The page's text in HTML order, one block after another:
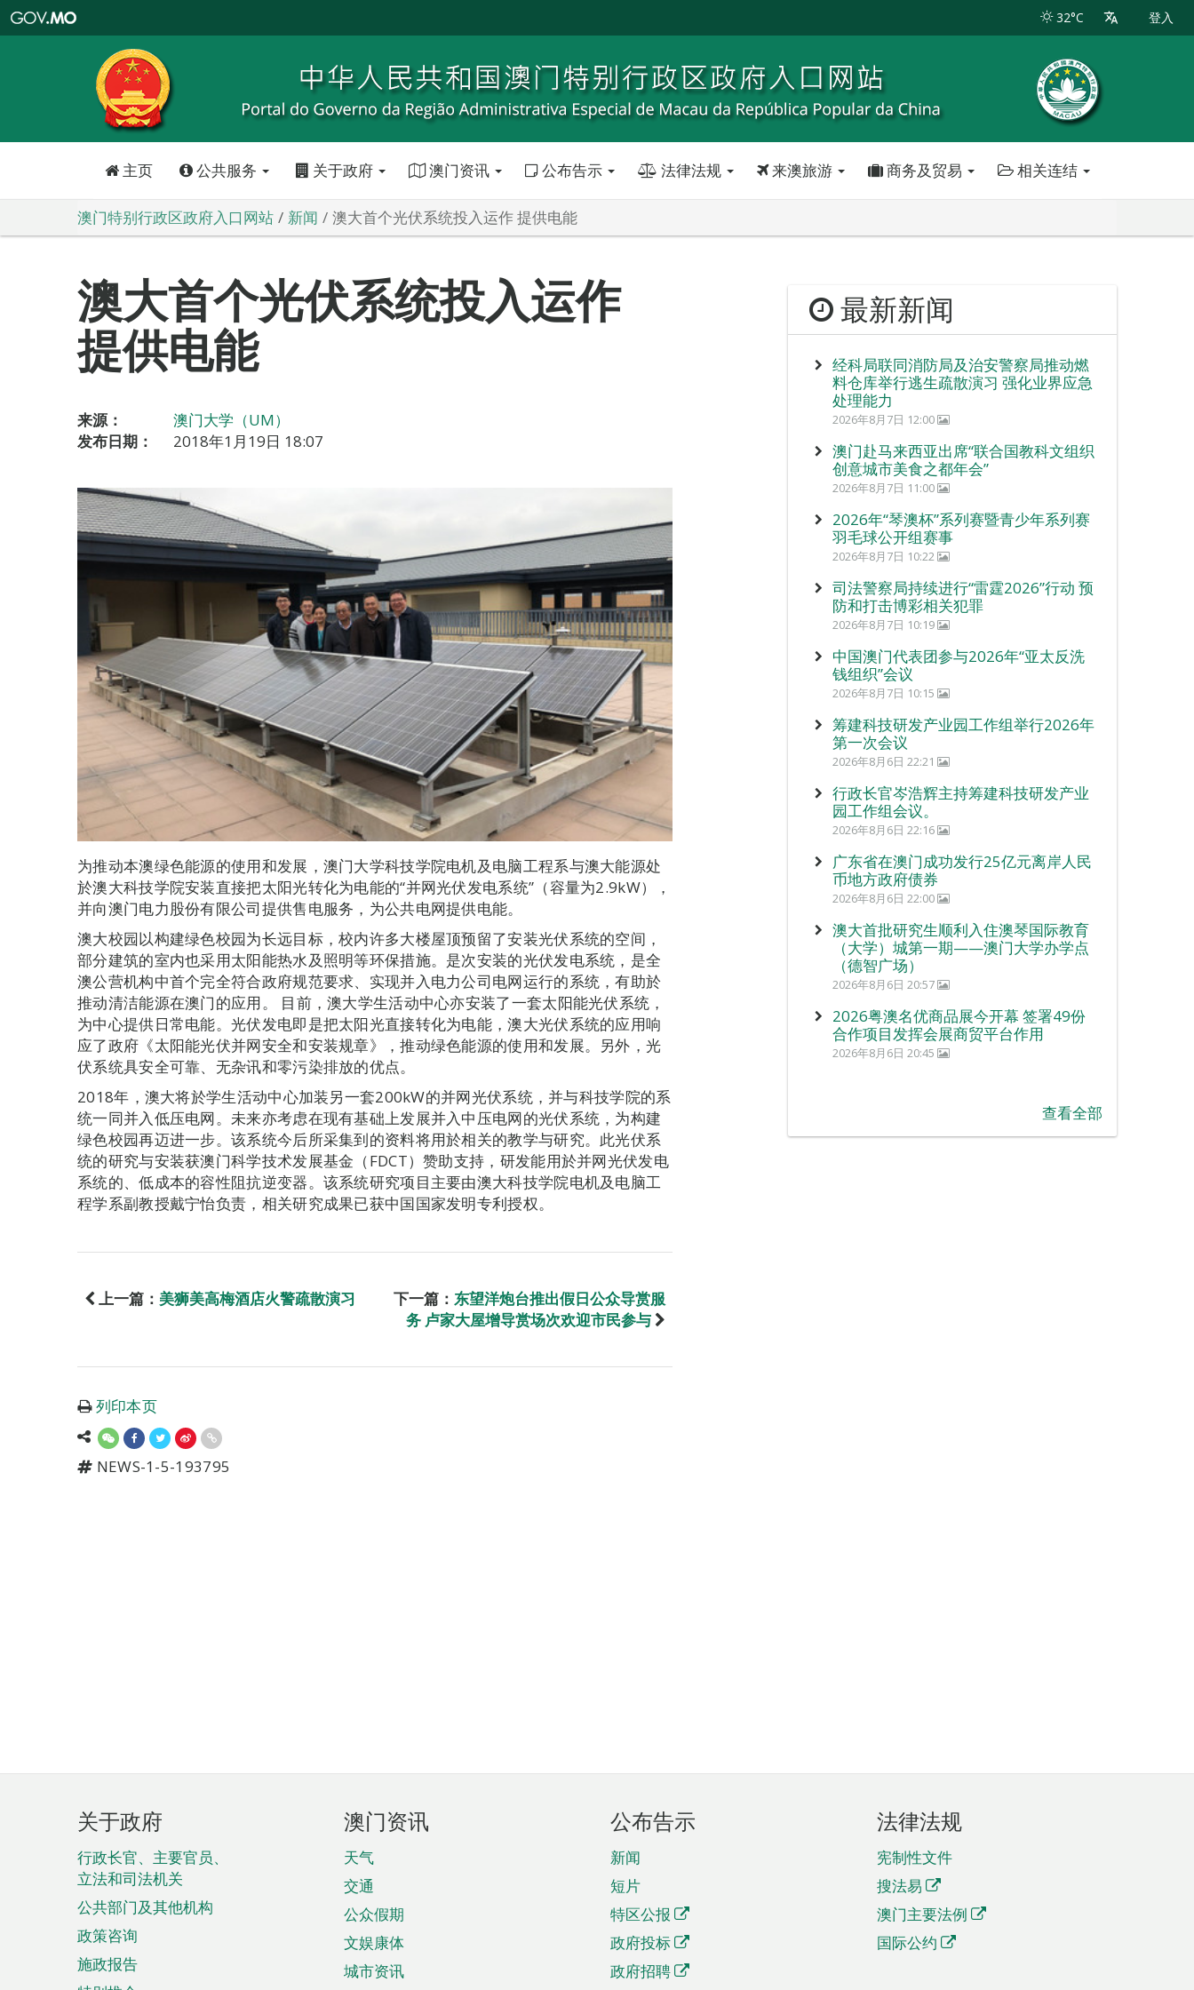
特
政
区
政
口
32°C 登入
主页 公共服务 关于政府 澳门资讯 公布告示 法律法规 来澳旅游 商务及贸易 相关连结
澳门特别行政区政府入口网站 新闻 澳大首个光伏系统投入运作 提供电能
澳大首个光伏系统投入运作
提供电能
来源：
澳门大学（UM）
发布日期：
2018年1月19日 18:07
为推动本澳绿色能源的使用和发展，澳门大学科技学院电机及电脑工程系与澳大能源处
於澳大科技学院安装直接把太阳光转化为电能的“并网光伏发电系统”（容量为2.9kW），
并向澳门电力股份有限公司提供售电服务，为公共电网提供电能。
澳大校园以构建绿色校园为长远目标，校内许多大楼屋顶预留了安装光伏系统的空间，
部分建筑的室内也采用太阳能热水及照明等环保措施。是次安装的光伏发电系统，是全
澳公营机构中首个完全符合政府规范要求、实现并入电力公司电网运行的系统，有助於
推动清洁能源在澳门的应用。 目前，澳大学生活动中心亦安装了一套太阳能光伏系统，
为中心提供日常电能。光伏发电即是把太阳光直接转化为电能，澳大光伏系统的应用响
应了政府《太阳能光伏并网安全和安装规章》，推动绿色能源的使用和发展。另外，光
伏系统具安全可靠、无杂讯和零污染排放的优点。
2018年，澳大将於学生活动中心加装另一套200kW的并网光伏系统，并与科技学院的系
统一同并入低压电网。未来亦考虑在现有基础上发展并入中压电网的光伏系统，为构建
绿色校园再迈进一步。该系统今后所采集到的资料将用於相关的教学与研究。此光伏系
统的研究与安装获澳门科学技术发展基金（FDCT）赞助支持，研发能用於并网光伏发电
系统的、低成本的容性阻抗逆变器。该系统研究项目主要由澳大科技学院电机及电脑工
程学系副教授戴宁怡负责，相关研究成果已获中国国家发明专利授权。
上一篇： 美狮美高梅酒店火警疏散演习 下一篇： 东望洋炮台推出假日公众导赏服
务 卢家大屋增导赏场次欢迎市民参与
列印本页
NEWS-1-5-193795
最新新闻
经科局联同消防局及治安警察局推动燃
料仓库举行逃生疏散演习 强化业界应急
处理能力
2026年8月7日 12:00
澳门赴马来西亚出席“联合国教科文组织
创意城市美食之都年会”
2026年8月7日 11:00
2026年“琴澳杯”系列赛暨青少年系列赛
羽毛球公开组赛事
2026年8月7日 10:22
司法警察局持续进行“雷霆2026”行动 预
防和打击博彩相关犯罪
2026年8月7日 10:19
中国澳门代表团参与2026年“亚太反洗
钱组织”会议
2026年8月7日 10:15
筹建科技研发产业园工作组举行2026年
第一次会议
2026年8月6日 22:21
行政长官岑浩辉主持筹建科技研发产业
园工作组会议。
2026年8月6日 22:16
广东省在澳门成功发行25亿元离岸人民
币地方政府债券
2026年8月6日 22:00
澳大首批研究生顺利入住澳琴国际教育
（大学）城第一期——澳门大学办学点
（德智广场）
2026年8月6日 20:57
2026粤澳名优商品展今开幕 签署49份
合作项目发挥会展商贸平台作用
2026年8月6日 20:45
查看全部
页
脚
菜
单
关于政府
行政长官、主要官员、
立法和司法机关
公共部门及其他机构
政策咨询
施政报告
澳门资讯
天气
交通
公众假期
文娱康体
城市资讯
公布告示
新闻
短片
特区公报
政府投标
政府招聘
法律法规
宪制性文件
搜法易
澳门主要法例
国际公约